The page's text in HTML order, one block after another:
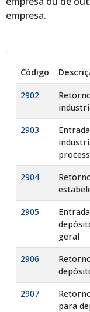
empresa.
Código
2902
2903
2904
2905
geral
2906
2907
para